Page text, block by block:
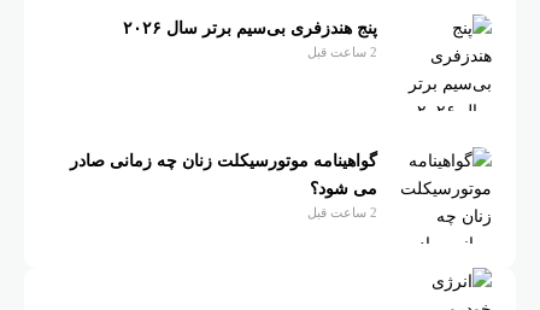
پنج هندزفری بی‌سیم برتر سال ۲۰۲۶
2 ساعت قبل
گواهینامه موتورسیکلت زنان چه زمانی صادر
می شود؟
2 ساعت قبل